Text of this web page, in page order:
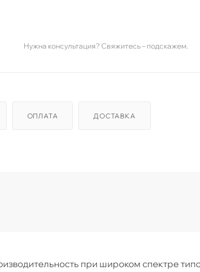
Нужна консультация? Свяжитесь – подскажем.
ОПЛАТА ДОСТАВКА
при широком спектре